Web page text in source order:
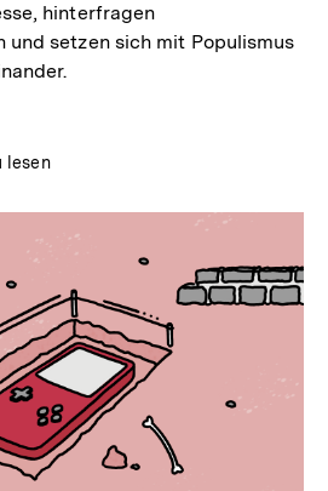
hinterfragen
setzen sich mit Populismus
lesen